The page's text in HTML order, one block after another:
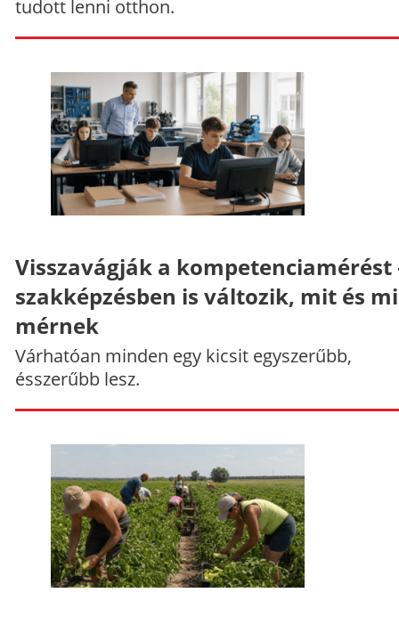
tudott lenni otthon.
Visszavágják a kompetenciamérést
szakképzésben is változik, mit és
mérnek
Várhatóan minden egy kicsit egyszerűbb,
ésszerűbb lesz.